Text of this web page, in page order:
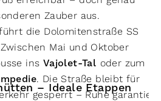
Zauber aus.
die Dolomitenstraße SS
Mai und Oktober
ins Vajolet-Tal oder zum
. Die Straße bleibt für
gesperrt – Ruhe
– Ideale Etappen